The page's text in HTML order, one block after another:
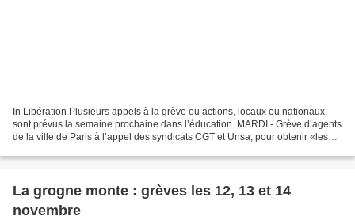
In Libération Plusieurs appels à la grève ou actions, locaux ou nationaux,
sont prévus la semaine prochaine dans l’éducation. MARDI - Grève d’agents
de la ville de Paris à l’appel des syndicats CGT et Unsa, pour obtenir «les
La grogne monte : grèves les 12, 13 et 14
novembre